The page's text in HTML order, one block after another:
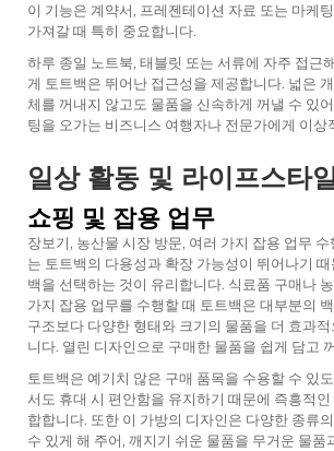
이 기능은 계약서, 프레젠테이션 자료 또는 마케
가져갈 때 특히 중요합니다.
하루 종일 노트북, 태블릿 또는 서류에 자주 접근
게 토트백은 뛰어난 접근성을 제공합니다. 넓은
체를 꺼내지 않고도 물품을 신속하게 꺼낼 수 있
팅을 오가는 비즈니스 여행자나 전문가에게 이상
일상 활동 및 라이프스타
쇼핑 및 잡용 업무
장보기, 농산물 시장 방문, 여러 가지 잡용 업무
는 토트백의 다용성과 확장 가능성이 뛰어나기
백을 선택하는 것이 유리합니다. 식료품 구매나
가지 잡용 업무를 수행할 때 토트백은 대부분의
구조보다 다양한 형태와 크기의 물품을 더 효과
니다. 열린 디자인으로 구매한 물품을 쉽게 담고
토트백은 예기치 않은 구매 품목을 수용할 수 있
서도 휴대 시 편안함을 유지하기 때문에 즉흥적
합합니다. 또한 이 가방의 디자인은 다양한 종류
수 있게 해 주어, 깨지기 쉬운 물품을 무거운 물품